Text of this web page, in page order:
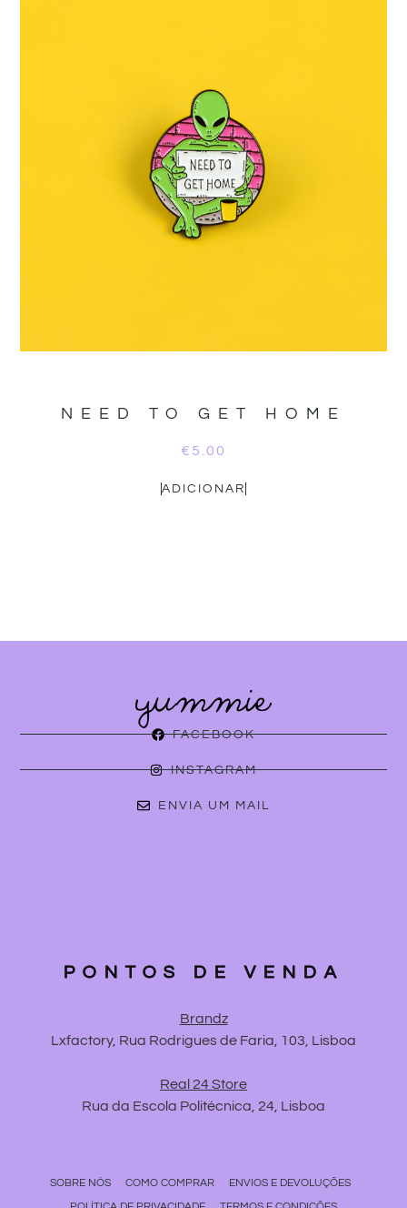
NEED TO GET HOME
€ 5.00
ADICIONAR
FACEBOOK
INSTAGRAM
ENVIA UM MAIL
PONTOS DE VENDA
Brandz
Lxfactory, Rua Rodrigues de Faria, 103, Lisboa
Real 24 Store
Rua da Escola Politécnica, 24, Lisboa
SOBRE NÓS COMO COMPRAR
ENVIOS E DEVOLUÇÕES